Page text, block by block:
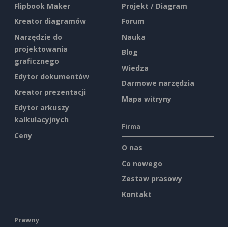
Flipbook Maker
Kreator diagramów
Narzędzie do
projektowania
graficznego
Edytor dokumentów
Kreator prezentacji
Edytor arkuszy
kalkulacyjnych
Ceny
Projekt / Diagram
Forum
Nauka
Blog
Wiedza
Darmowe narzędzia
Mapa witryny
Firma
O nas
Co nowego
Zestaw prasowy
Kontakt
Prawny